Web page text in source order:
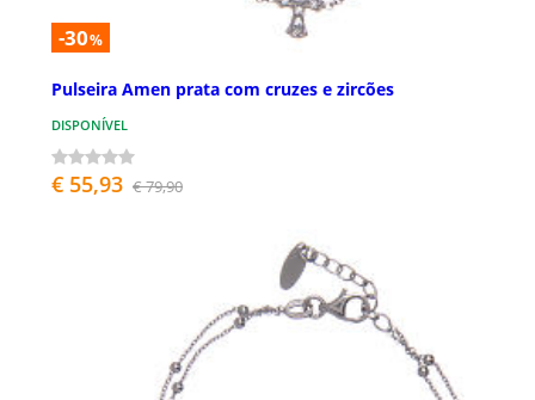
-30%
Pulseira Amen prata com cruzes e zircões
DISPONÍVEL
€ 55,93 € 79,90